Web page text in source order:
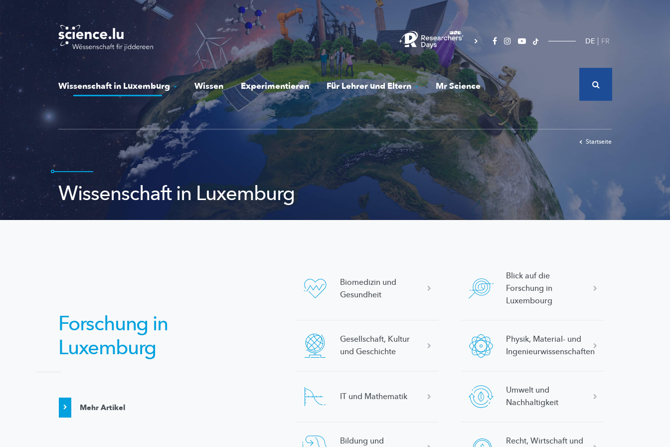
Skip
to
main
content
DE FR
Wissenschaft in Luxemburg Wissen Experimentieren Für Lehrer und Eltern Mr Science
Startseite
Wissenschaft in Luxemburg
Forschung in
Luxemburg
Mehr Artikel
Biomedizin und
Gesundheit
Blick auf die
Forschung in
Luxembourg
Gesellschaft, Kultur
und Geschichte
Physik, Material- und
Ingenieurwissenschaften
IT und Mathematik
Umwelt und
Nachhaltigkeit
Bildung und Recht, Wirtschaft und